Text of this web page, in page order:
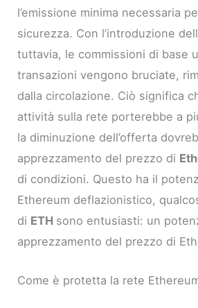
l’emissione minima necessaria
sicurezza. Con l’introduzione
tuttavia, le commissioni di base
transazioni vengono bruciate,
dalla circolazione. Ciò significa
attività sulla rete porterebbe a
la diminuzione dell’offerta
apprezzamento del prezzo di
di condizioni. Questo ha il
Ethereum deflazionistico,
di ETH sono entusiasti: un
apprezzamento del prezzo di
Come è protetta la rete